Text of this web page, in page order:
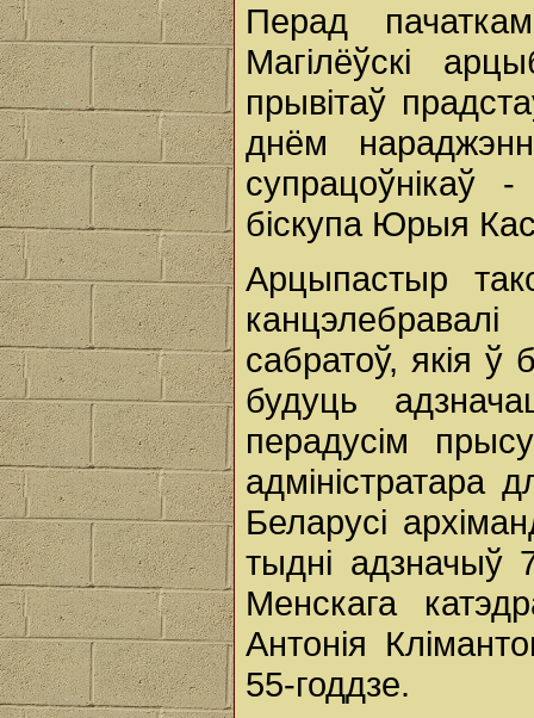
Перад
Магілёўскі
прывітаў
днём
супрацоўнікаў -
біскупа Юрыя
Арцыпастыр
сабратоў, якія ў
будуць
перадусім
адміністратара
Беларусі
тыдні адзначыў
Менскага
Антонія
55-годдзе.